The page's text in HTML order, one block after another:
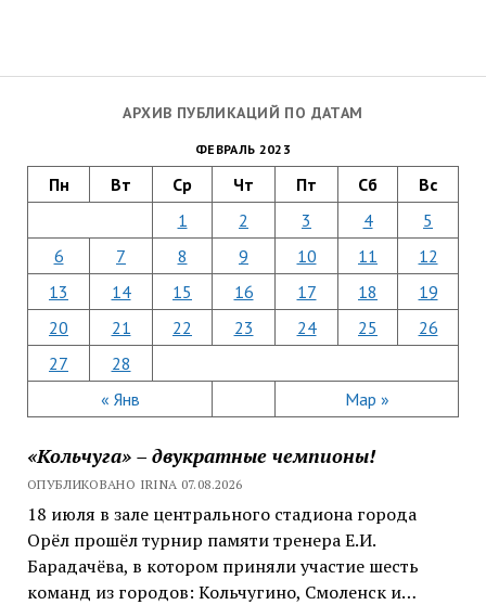
АРХИВ ПУБЛИКАЦИЙ ПО ДАТАМ
ФЕВРАЛЬ 2023
Пн Вт Ср Чт Пт Сб Вс
« Янв Мар »
1 2 3 4
5
6
7 8 9 10 11
12
13
14 15 16 17 18
19
20
21 22 23 24 25
26
27
28
«Кольчуга» – двукратные чемпионы!
ОПУБЛИКОВАНО IRINA 07.08.2026
18 июля в зале центрального стадиона города
Орёл прошёл турнир памяти тренера Е.И.
Барадачёва, в котором приняли участие шесть
команд из городов: Кольчугино, Смоленск и…